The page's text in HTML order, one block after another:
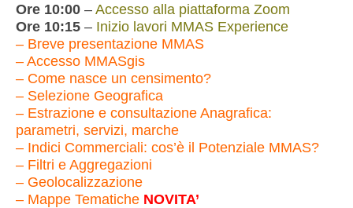
Ore 10:00 – Accesso alla piattaforma Zoom
Ore 10:15 – Inizio lavori MMAS Experience
– Breve presentazione MMAS
– Accesso MMASgis
– Come nasce un censimento?
– Selezione Geografica
– Estrazione e consultazione Anagrafica:
parametri, servizi, marche
– Indici Commerciali: cos’è il Potenziale MMAS?
– Filtri e Aggregazioni
– Geolocalizzazione
– Mappe Tematiche NOVITA’